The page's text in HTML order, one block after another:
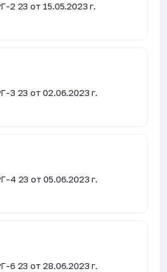
2 23 от 15.05.2023 г.
3 23 от 02.06.2023 г.
4 23 от 05.06.2023 г.
6 23 от 28.06.2023 г.